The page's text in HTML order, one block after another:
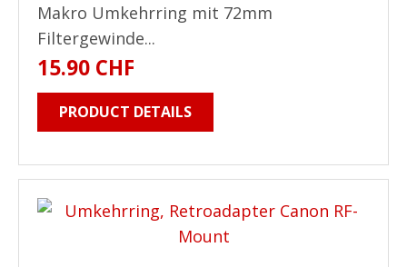
Makro Umkehrring mit 72mm
Filtergewinde...
15.90 CHF
PRODUCT DETAILS